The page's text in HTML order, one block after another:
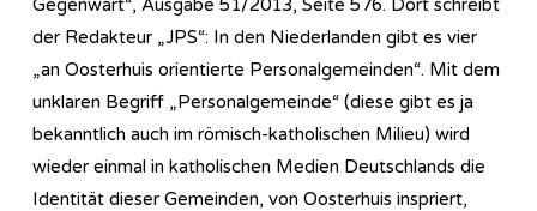
Gegenwart“, Ausgabe 51/2013, Seite 576. Dort schreibt
der Redakteur „JPS“: In den Niederlanden gibt es vier
„an Oosterhuis orientierte Personalgemeinden“. Mit dem
unklaren Begriff „Personalgemeinde“ (diese gibt es ja
bekanntlich auch im römisch-katholischen Milieu) wird
wieder einmal in katholischen Medien Deutschlands die
Identität dieser Gemeinden, von Oosterhuis inspriert,